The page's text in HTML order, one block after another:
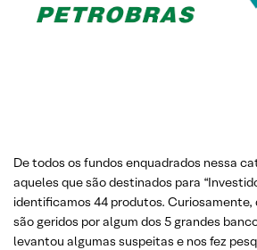
De todos os fundos enquadrados nessa
aqueles que são destinados para
identificamos 44 produtos.
são geridos por algum dos 5 grandes
levantou algumas suspeitas e nos fez